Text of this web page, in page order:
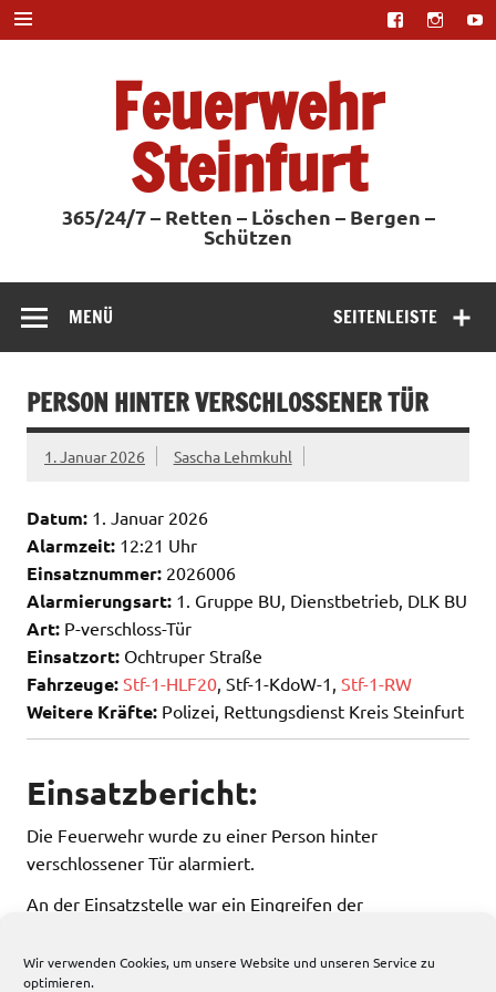
Wir verwenden Cookies, um unsere Website und unseren Service zu
optimieren.
Zum
Inhalt
springen
Feuerwehr
Steinfurt
365/24/7 – Retten – Löschen – Bergen –
Schützen
SEITENLEISTE
MENÜ
PERSON HINTER VERSCHLOSSENER TÜR
1. Januar 2026 Sascha Lehmkuhl
Datum: 1. Januar 2026
Alarmzeit: 12:21 Uhr
Einsatznummer: 2026006
Alarmierungsart: 1. Gruppe BU, Dienstbetrieb, DLK BU
Art: P-verschloss-Tür
Einsatzort: Ochtruper Straße
Fahrzeuge: Stf-1-HLF20 , Stf-1-KdoW-1, Stf-1-RW
Weitere Kräfte: Polizei, Rettungsdienst Kreis Steinfurt
Einsatzbericht:
Die Feuerwehr wurde zu einer Person hinter
verschlossener Tür alarmiert.
An der Einsatzstelle war ein Eingreifen der